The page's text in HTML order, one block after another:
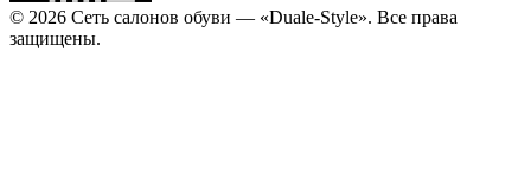
© 2026 Сеть салонов обуви — «Duale-Style». Все права
защищены.